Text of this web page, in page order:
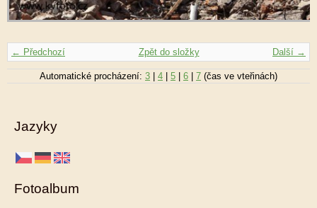
← Předchozí Další →
Zpět do složky
Automatické procházení: 3 | 4 | 5 | 6 | 7 (čas ve vteřinách)
Jazyky
Fotoalbum